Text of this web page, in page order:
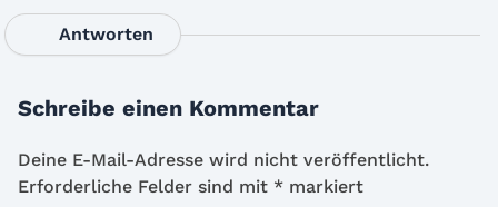
Antworten
Schreibe einen Kommentar
Deine E-Mail-Adresse wird nicht veröffentlicht.
Erforderliche Felder sind mit * markiert